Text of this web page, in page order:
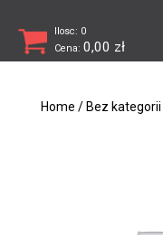
Ilosc: 0
Cena: 0,00 zł
Home / Bez kategorii